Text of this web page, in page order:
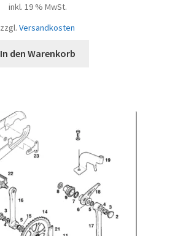
inkl. 19 % MwSt.
zzgl. Versandkosten
In den Warenkorb